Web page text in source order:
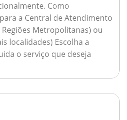
Como
a Central de Atendimento
Regiões Metropolitanas) ou
localidades) Escolha a
o serviço que deseja